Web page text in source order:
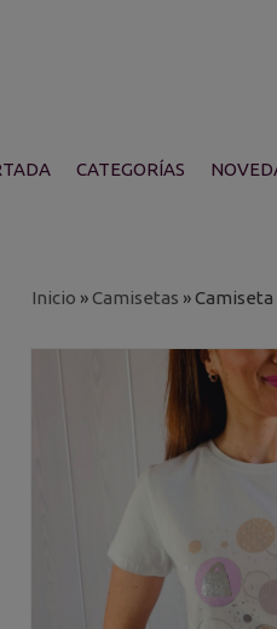
CATEGORÍAS
Inicio » Camisetas »Camiseta